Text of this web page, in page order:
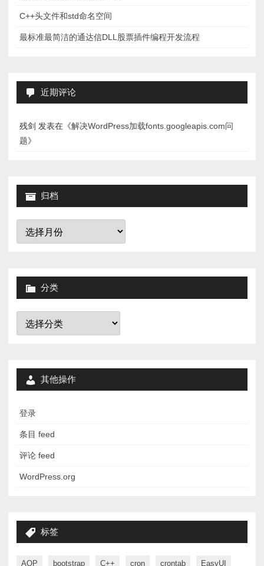
C++头文件和std命名空间
最标准最简洁的通达信DLL股票插件编程开发流程
近期评论
残剑 发表在《解决WordPress加载fonts.googleapis.com问
题》
归档
归
分类
分
其他操作
登录
条目 feed
评论 feed
WordPress.org
标签
AOP bootstrap C++ cron crontab EasyUI